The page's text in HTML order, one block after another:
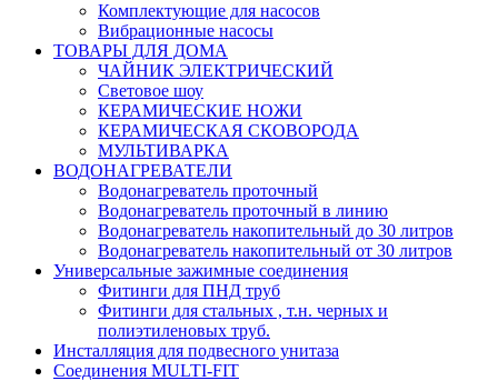
Комплектующие для насосов
Вибрационные насосы
ТОВАРЫ ДЛЯ ДОМА
ЧАЙНИК ЭЛЕКТРИЧЕСКИЙ
Световое шоу
КЕРАМИЧЕСКИЕ НОЖИ
КЕРАМИЧЕСКАЯ СКОВОРОДА
МУЛЬТИВАРКА
ВОДОНАГРЕВАТЕЛИ
Водонагреватель проточный
Водонагреватель проточный в линию
Водонагреватель накопительный до 30 литров
Водонагреватель накопительный от 30 литров
Универсальные зажимные соединения
Фитинги для ПНД труб
Фитинги для стальных , т.н. черных и
полиэтиленовых труб.
Инсталляция для подвесного унитаза
Соединения MULTI-FIT